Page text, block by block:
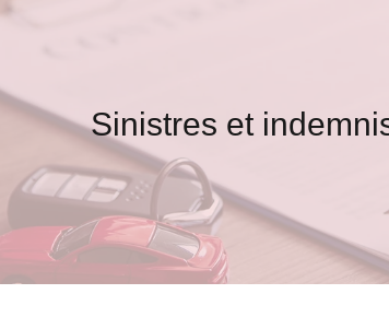
Sinistres et